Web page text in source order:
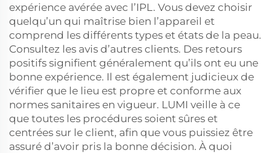
expérience avérée avec l’IPL. Vous devez choisir
quelqu’un qui maîtrise bien l’appareil et
comprend les différents types et états de la peau.
Consultez les avis d’autres clients. Des retours
positifs signifient généralement qu’ils ont eu une
bonne expérience. Il est également judicieux de
vérifier que le lieu est propre et conforme aux
normes sanitaires en vigueur. LUMI veille à ce
que toutes les procédures soient sûres et
centrées sur le client, afin que vous puissiez être
assuré d’avoir pris la bonne décision. À quoi